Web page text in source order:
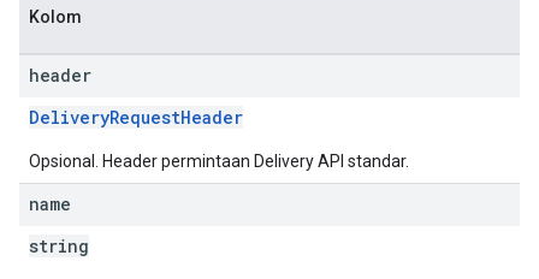
Kolom
header
DeliveryRequestHeader
Opsional. Header permintaan Delivery API standar.
name
string